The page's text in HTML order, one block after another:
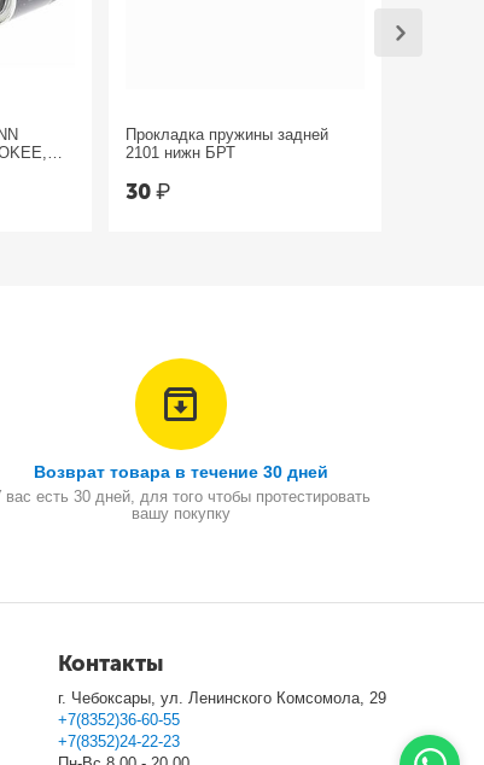
Прокладка пружины задней
2101 нижн БРТ
30₽
Возврат товара в течение 30 дней
вас есть 30 дней, для того чтобы протестировать
вашу покупку
Контакты
г. Чебоксары, ул. Ленинского Комсомола, 29
+7(8352)36-60-55
+7(8352)24-22-23